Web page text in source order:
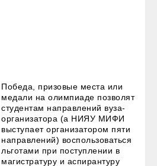
Победа, призовые места или
медали на олимпиаде позволят
студентам направлений вуза-
организатора (а НИЯУ МИФИ
выступает организатором пяти
направлений) воспользоваться
льготами при поступлении в
магистратуру и аспирантуру